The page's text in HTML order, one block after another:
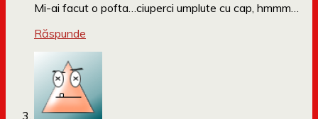
Mi-ai facut o pofta…ciuperci umplute cu cap, hmmm…
Răspunde